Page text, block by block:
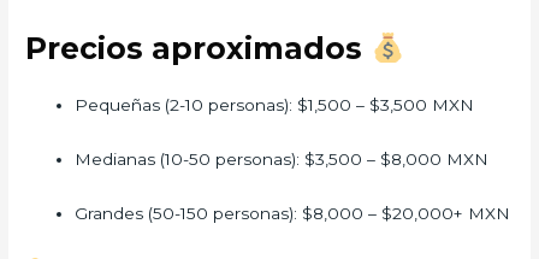
Precios aproximados
Pequeñas (2-10 personas): $1,500 – $3,500 MXN
Medianas (10-50 personas): $3,500 – $8,000 MXN
Grandes (50-150 personas): $8,000 – $20,000+ MXN